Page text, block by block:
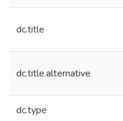
dc.title
dc.title.alternative
dc.type